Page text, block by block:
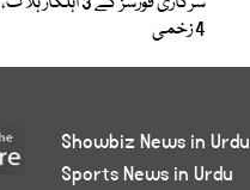
4 زخمی
Showbiz News in Urdu
Sports News in Urdu